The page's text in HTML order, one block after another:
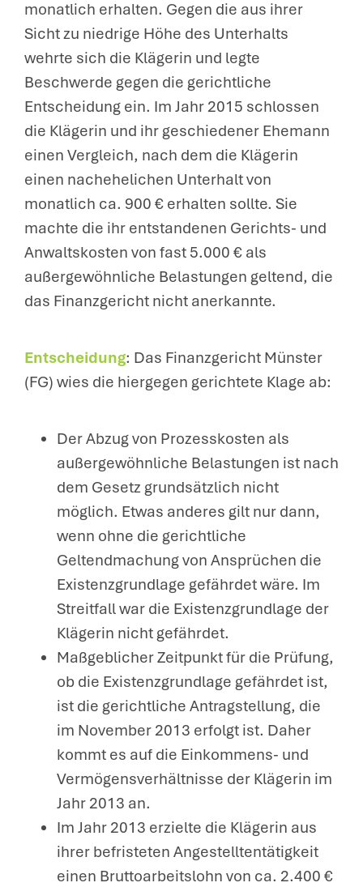
monatlich erhalten. Gegen die aus ihrer
Sicht zu niedrige Höhe des Unterhalts
wehrte sich die Klägerin und legte
Beschwerde gegen die gerichtliche
Entscheidung ein. Im Jahr 2015 schlossen
die Klägerin und ihr geschiedener Ehemann
einen Vergleich, nach dem die Klägerin
einen nachehelichen Unterhalt von
monatlich ca. 900 € erhalten sollte. Sie
machte die ihr entstandenen Gerichts- und
Anwaltskosten von fast 5.000 € als
außergewöhnliche Belastungen geltend, die
das Finanzgericht nicht anerkannte.
Entscheidung: Das Finanzgericht Münster
(FG) wies die hiergegen gerichtete Klage ab:
Der Abzug von Prozesskosten als
außergewöhnliche Belastungen ist nach
dem Gesetz grundsätzlich nicht
möglich. Etwas anderes gilt nur dann,
wenn ohne die gerichtliche
Geltendmachung von Ansprüchen die
Existenzgrundlage gefährdet wäre. Im
Streitfall war die Existenzgrundlage der
Klägerin nicht gefährdet.
Maßgeblicher Zeitpunkt für die Prüfung,
ob die Existenzgrundlage gefährdet ist,
ist die gerichtliche Antragstellung, die
im November 2013 erfolgt ist. Daher
kommt es auf die Einkommens- und
Vermögensverhältnisse der Klägerin im
Jahr 2013 an.
Im Jahr 2013 erzielte die Klägerin aus
ihrer befristeten Angestelltentätigkeit
einen Bruttoarbeitslohn von ca. 2.400 €